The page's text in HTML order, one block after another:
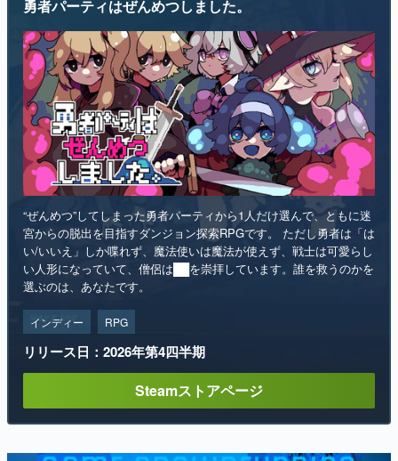
勇者パーティはぜんめつしました。
“ぜんめつ”してしまった勇者パーティから1人だけ選んで、ともに迷
宮からの脱出を目指すダンジョン探索RPGです。 ただし勇者は「は
い/いいえ」しか喋れず、魔法使いは魔法が使えず、戦士は可愛らし
い人形になっていて、僧侶は██を崇拝しています。誰を救うのかを
選ぶのは、あなたです。
インディー RPG
リリース日：2026年第4四半期
Steamストアページ